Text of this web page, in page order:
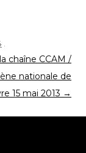
chaîne CCAM /
nationale de
15 mai 2013 →